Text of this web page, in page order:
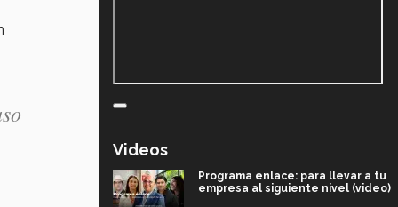
Videos
Programa enlace: para llevar a tu
empresa al siguiente nivel (video)